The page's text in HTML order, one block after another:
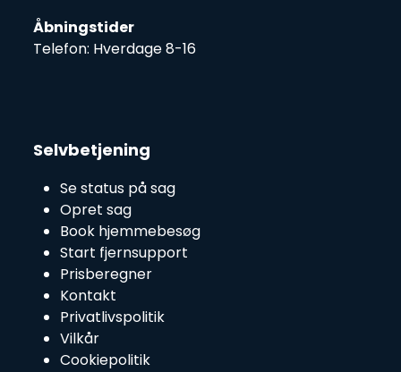
Åbningstider
Telefon: Hverdage 8-16
Selvbetjening
Se status på sag
Opret sag
Book hjemmebesøg
Start fjernsupport
Prisberegner
Kontakt
Privatlivspolitik
Vilkår
Cookiepolitik